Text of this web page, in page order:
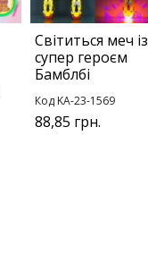
Світиться меч із
супер героєм
Бамблбі
Код KA-23-1569
88,85 грн.